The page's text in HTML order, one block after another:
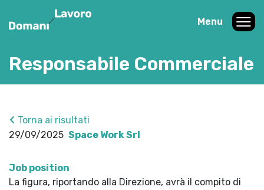
Menu
Responsabile Commerciale
Torna ai risultati
29/09/2025 Space Work Srl
Job position
La figura, riportando alla Direzione, avrà il compito di